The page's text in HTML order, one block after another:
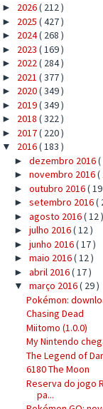
► 2026( 212 )
► 2025 ( 427 )
► 2024( 268 )
► 2023 ( 169 )
► 2022( 284 )
► 2021 ( 377 )
► 2020( 349 )
► 2019( 349 )
► 2018 ( 322 )
► 2017( 220 )
▼ 2016( 183 )
► dezembro 2016(
► novembro 2016(
► outubro 2016(
► setembro 2016(
► agosto 2016( 12 )
► julho 2016( 12 )
► junho 2016( 17 )
► maio 2016( 12 )
► abril 2016( 17 )
▼ março 2016( 29 )
Pokémon:
Chasing Dead
Miitomo (1.0.0)
My Nintendo
The Legend of
6180 The Moon
Reserva do jogo
pa...